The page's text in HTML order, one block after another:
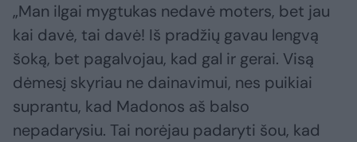
„Man ilgai mygtukas nedavė moters, bet jau
kai davė, tai davė! Iš pradžių gavau lengvą
šoką, bet pagalvojau, kad gal ir gerai. Visą
dėmesį skyriau ne dainavimui, nes puikiai
suprantu, kad Madonos aš balso
nepadarysiu. Tai norėjau padaryti šou, kad